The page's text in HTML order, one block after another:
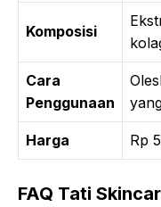
Komposisi
Cara
Penggunaan
Harga Rp
FAQ Tati